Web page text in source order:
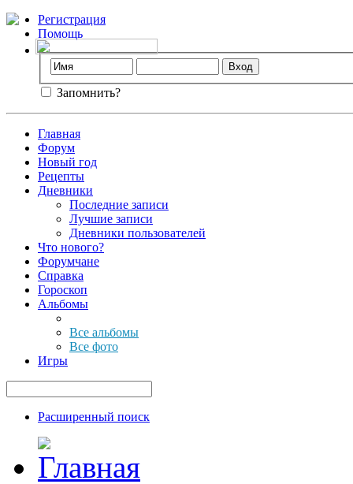
Регистрация
Помощь
Запомнить?
Главная
Форум
Новый год
Рецепты
Дневники
Последние записи
Лучшие записи
Дневники пользователей
Что нового?
Форумчане
Справка
Гороскоп
Альбомы
Все альбомы
Все фото
Игры
Расширенный поиск